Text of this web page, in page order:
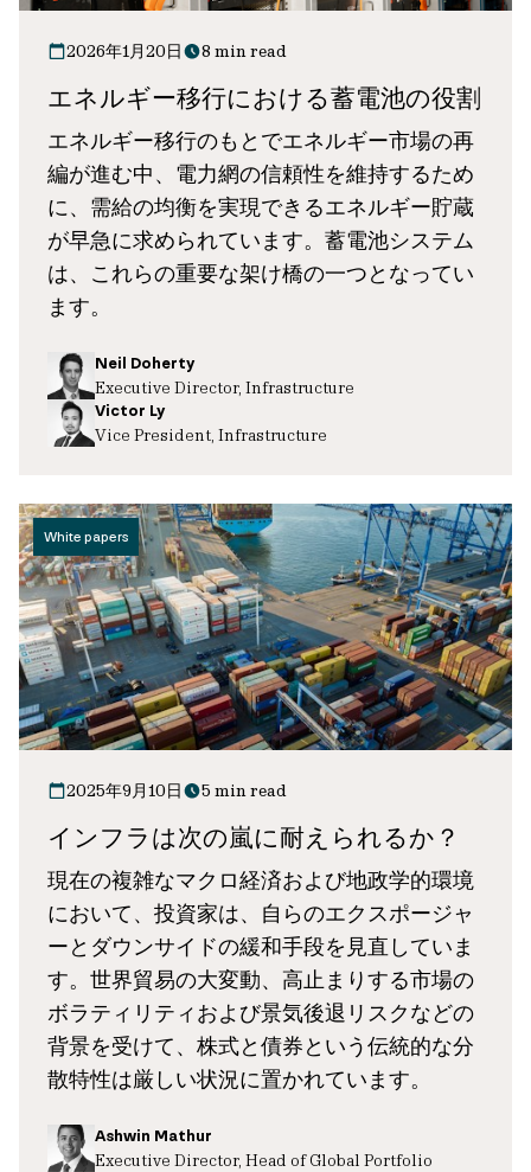
2026年1月20日 8 min read
エネルギー移行における蓄電池の役割
エネルギー移行のもとでエネルギー市場の再
編が進む中、電力網の信頼性を維持するため
に、需給の均衡を実現できるエネルギー貯蔵
が早急に求められています。蓄電池システム
は、これらの重要な架け橋の一つとなってい
ます。
Neil Doherty
Executive Director, Infrastructure
Victor Ly
Vice President, Infrastructure
White papers
2025年9月10日 5 min read
インフラは次の嵐に耐えられるか？
現在の複雑なマクロ経済および地政学的環境
において、投資家は、自らのエクスポージャ
ーとダウンサイドの緩和手段を見直していま
す。世界貿易の大変動、高止まりする市場の
ボラティリティおよび景気後退リスクなどの
背景を受けて、株式と債券という伝統的な分
散特性は厳しい状況に置かれています。
Ashwin Mathur
Executive Director, Head of Global Portfolio